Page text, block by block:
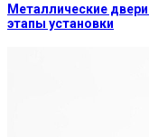
Металлические
этапы установки